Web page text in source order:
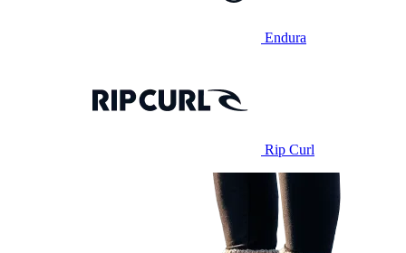
Endura
Rip Curl